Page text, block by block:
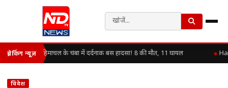
ब्रेकिंग न्यूज़ हिमाचल के चंबा में दर्दनाक बस हादसा! 8 की मौत, 11 घायल
विदेश